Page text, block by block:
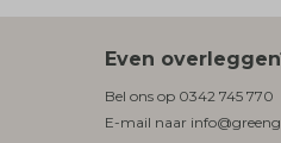
Even
Bel ons op 0342 745 770
E-mail naar